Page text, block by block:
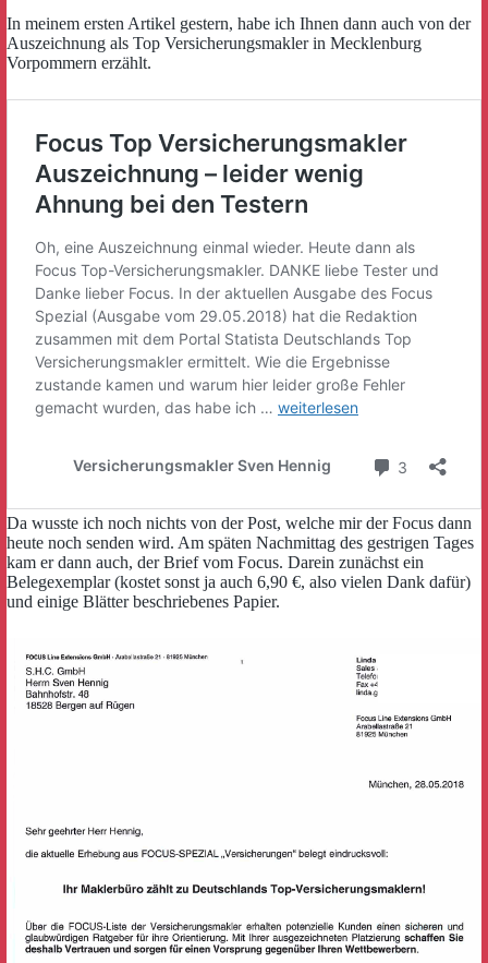
In meinem ersten Artikel gestern, habe ich Ihnen dann auch von der
Auszeichnung als Top Versicherungsmakler in Mecklenburg
Vorpommern erzählt.
Da wusste ich noch nichts von der Post, welche mir der Focus dann
heute noch senden wird. Am späten Nachmittag des gestrigen Tages
kam er dann auch, der Brief vom Focus. Darein zunächst ein
Belegexemplar (kostet sonst ja auch 6,90 €, also vielen Dank dafür)
und einige Blätter beschriebenes Papier.